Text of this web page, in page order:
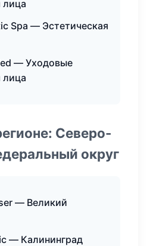
лица
Spa — Эстетическая
— Уходовые
лица
Северо-
округ
— Великий
— Калининград